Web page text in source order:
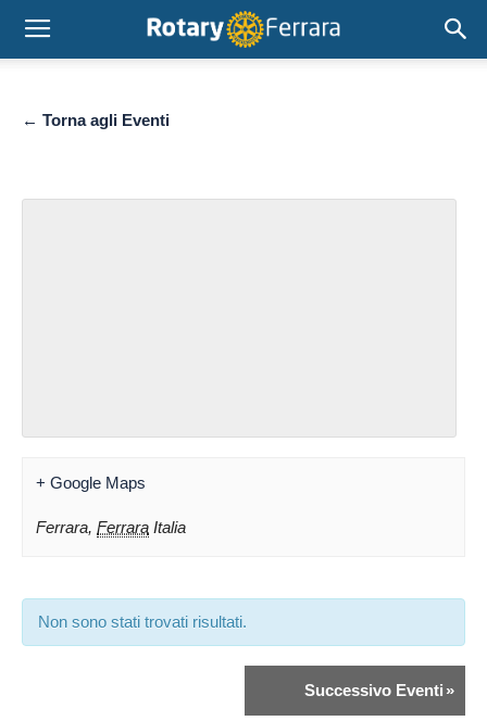
← Torna agli Eventi
+ Google Maps
Ferrara, Ferrara Italia
Non sono stati trovati risultati.
Successivo Eventi »